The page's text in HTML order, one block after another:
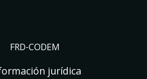
FRD-CODEM
jurídica